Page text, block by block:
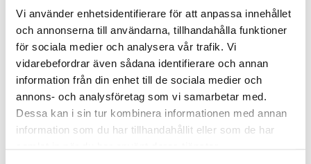
Vi använder enhetsidentifierare för att anpassa innehållet
och annonserna till användarna, tillhandahålla funktioner
för sociala medier och analysera vår trafik. Vi
vidarebefordrar även sådana identifierare och annan
information från din enhet till de sociala medier och
annons- och analysföretag som vi samarbetar med.
Dessa kan i sin tur kombinera informationen med annan
information som du har tillhandahållit eller som de har